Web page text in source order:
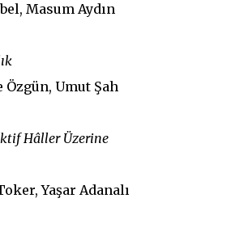
Masum Aydın
Özgün, Umut Şah
Hâller Üzerine
Yaşar Adanalı